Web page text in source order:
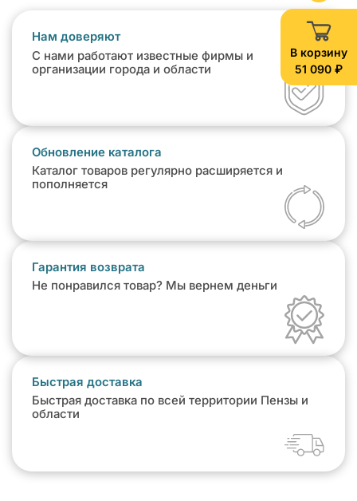
В корзину
51 090 ₽
Нам доверяют
С нами работают известные фирмы и
организации города и области
Обновление каталога
Каталог товаров регулярно расширяется и
пополняется
Гарантия возврата
Не понравился товар? Мы вернем деньги
Быстрая доставка
Быстрая доставка по всей территории Пензы и
области